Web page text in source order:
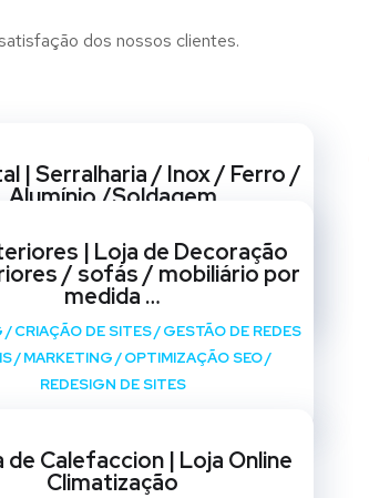
dos nossos clientes.
| Serralharia / Inox / Ferro /
Alumínio /Soldagem
/ MARKETING/OPTIMIZAÇÃO SEO/
REDESIGN DE SITES
| Loja de Decoração
/ sofás / mobiliário por
medida …
/CRIAÇÃO DE SITES/GESTÃO DE REDES
/MARKETING/OPTIMIZAÇÃO SEO/
REDESIGN DE SITES
de Calefaccion | Loja Online
Climatização